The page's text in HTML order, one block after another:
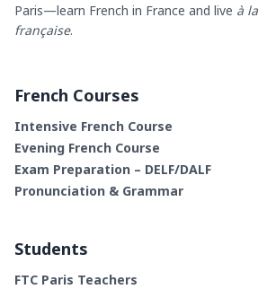
Paris—learn French in France and live à la
française.
French Courses
Intensive French Course
Evening French Course
Exam Preparation – DELF/DALF
Pronunciation & Grammar
Students
FTC Paris Teachers